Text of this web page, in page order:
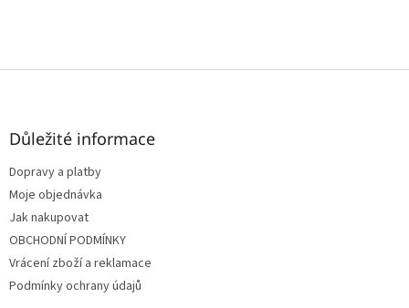
Z
Důležité informace
Dopravy a platby
Moje objednávka
Jak nakupovat
OBCHODNÍ PODMÍNKY
Vrácení zboží a reklamace
Podmínky ochrany údajů